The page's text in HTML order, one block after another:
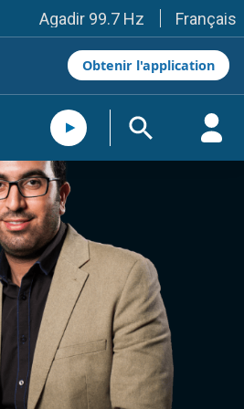
Agadir 99.7 Hz
Tanger 103.3 Hz
Tétouan 87.8 Hz
Fès 98.8 Hz
Meknès 97.2 Hz
El Jadida 97.3
Settat 104,6
Essaouira 96.6
Taounate 95.6
Tiznit 103.1
SkhourRhamna 92.2
Taroudant 104.9
Guelmim 91.9
Tan-Tan 95.2
Tafraout 104.9
Casablanca 92.5 Hz
Rabat, Salé 106.9 Hz
Marrakech 90.5 Hz
Français
Obtenir l'application